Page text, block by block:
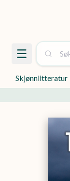
Skjønnlitteratur